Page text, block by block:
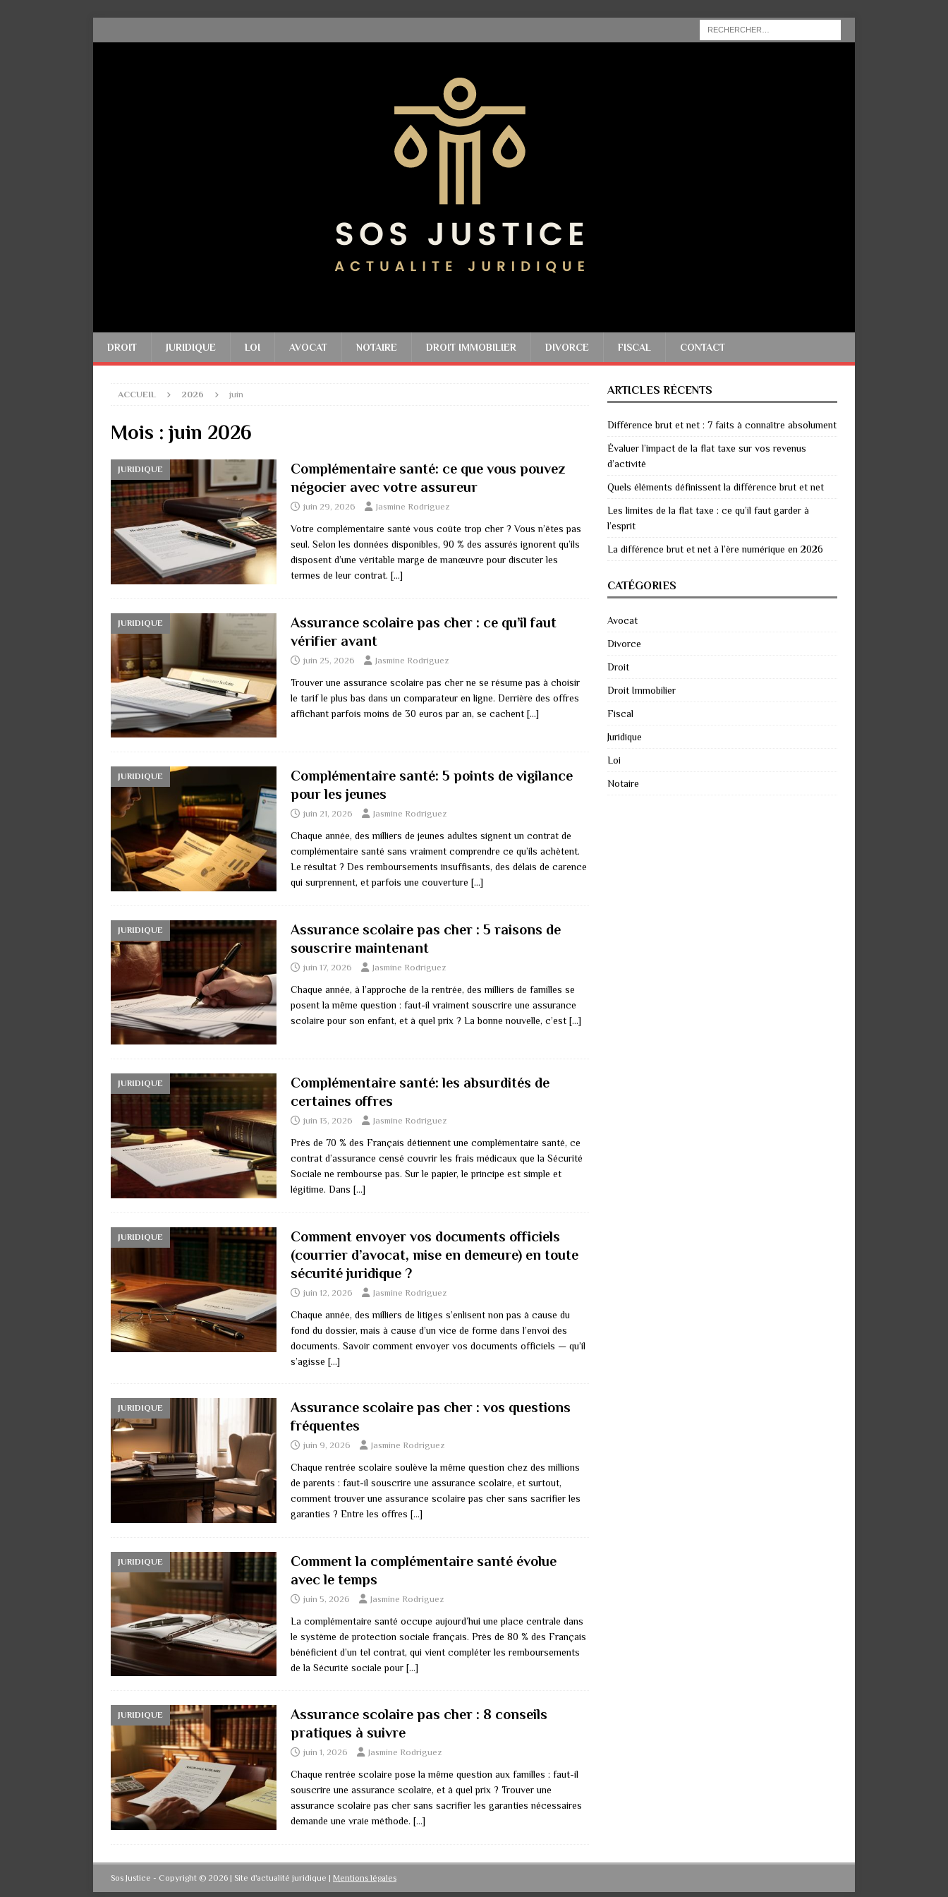
DROIT JURIDIQUE LOI AVOCAT NOTAIRE DROIT IMMOBILIER DIVORCE FISCAL CONTACT
ACCUEIL 2026 juin
Mois : juin 2026
JURIDIQUE
Complémentaire santé: ce que vous pouvez
négocier avec votre assureur
juin 29, 2026 Jasmine Rodriguez
Votre complémentaire santé vous coûte trop cher ? Vous n’êtes pas
seul. Selon les données disponibles, 90 % des assurés ignorent qu’ils
disposent d’une véritable marge de manœuvre pour discuter les
termes de leur contrat. […]
JURIDIQUE
Assurance scolaire pas cher : ce qu’il faut
vérifier avant
juin 25, 2026 Jasmine Rodriguez
Trouver une assurance scolaire pas cher ne se résume pas à choisir
le tarif le plus bas dans un comparateur en ligne. Derrière des offres
affichant parfois moins de 30 euros par an, se cachent […]
JURIDIQUE
Complémentaire santé: 5 points de vigilance
pour les jeunes
juin 21, 2026 Jasmine Rodriguez
Chaque année, des milliers de jeunes adultes signent un contrat de
complémentaire santé sans vraiment comprendre ce qu’ils achètent.
Le résultat ? Des remboursements insuffisants, des délais de carence
qui surprennent, et parfois une couverture […]
JURIDIQUE
Assurance scolaire pas cher : 5 raisons de
souscrire maintenant
juin 17, 2026 Jasmine Rodriguez
Chaque année, à l’approche de la rentrée, des milliers de familles se
posent la même question : faut-il vraiment souscrire une assurance
scolaire pour son enfant, et à quel prix ? La bonne nouvelle, c’est […]
JURIDIQUE
Complémentaire santé: les absurdités de
certaines offres
juin 13, 2026 Jasmine Rodriguez
Près de 70 % des Français détiennent une complémentaire santé, ce
contrat d’assurance censé couvrir les frais médicaux que la Sécurité
Sociale ne rembourse pas. Sur le papier, le principe est simple et
légitime. Dans […]
JURIDIQUE
Comment envoyer vos documents officiels
(courrier d’avocat, mise en demeure) en toute
sécurité juridique ?
juin 12, 2026 Jasmine Rodriguez
Chaque année, des milliers de litiges s’enlisent non pas à cause du
fond du dossier, mais à cause d’un vice de forme dans l’envoi des
documents. Savoir comment envoyer vos documents officiels — qu’il
s’agisse […]
JURIDIQUE
Assurance scolaire pas cher : vos questions
fréquentes
juin 9, 2026 Jasmine Rodriguez
Chaque rentrée scolaire soulève la même question chez des millions
de parents : faut-il souscrire une assurance scolaire, et surtout,
comment trouver une assurance scolaire pas cher sans sacrifier les
garanties ? Entre les offres […]
JURIDIQUE
Comment la complémentaire santé évolue
avec le temps
juin 5, 2026 Jasmine Rodriguez
La complémentaire santé occupe aujourd’hui une place centrale dans
le système de protection sociale français. Près de 80 % des Français
bénéficient d’un tel contrat, qui vient compléter les remboursements
de la Sécurité sociale pour […]
JURIDIQUE
Assurance scolaire pas cher : 8 conseils
pratiques à suivre
juin 1, 2026 Jasmine Rodriguez
Chaque rentrée scolaire pose la même question aux familles : faut-il
souscrire une assurance scolaire, et à quel prix ? Trouver une
assurance scolaire pas cher sans sacrifier les garanties nécessaires
demande une vraie méthode. […]
ARTICLES RÉCENTS
Différence brut et net : 7 faits à connaître absolument
Évaluer l’impact de la flat taxe sur vos revenus
d’activité
Quels éléments définissent la différence brut et net
Les limites de la flat taxe : ce qu’il faut garder à
l’esprit
La différence brut et net à l’ère numérique en 2026
CATÉGORIES
Avocat
Divorce
Droit
Droit Immobilier
Fiscal
Juridique
Loi
Notaire
Sos Justice - Copyright © 2026 | Site d'actualité juridique | Mentions légales